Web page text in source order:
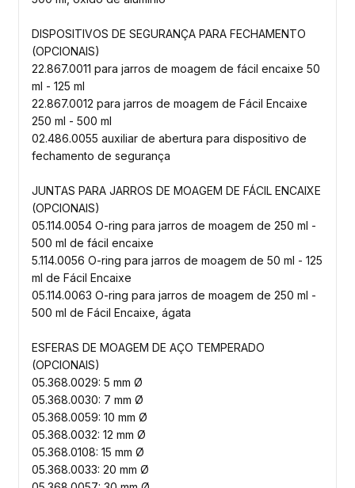
DISPOSITIVOS DE SEGURANÇA PARA FECHAMENTO
(OPCIONAIS)
22.867.0011 para jarros de moagem de fácil encaixe 50
ml - 125 ml
22.867.0012 para jarros de moagem de Fácil Encaixe
250 ml - 500 ml
02.486.0055 auxiliar de abertura para dispositivo de
fechamento de segurança
JUNTAS PARA JARROS DE MOAGEM DE FÁCIL ENCAIXE
(OPCIONAIS)
05.114.0054 O-ring para jarros de moagem de 250 ml -
500 ml de fácil encaixe
5.114.0056 O-ring para jarros de moagem de 50 ml - 125
ml de Fácil Encaixe
05.114.0063 O-ring para jarros de moagem de 250 ml -
500 ml de Fácil Encaixe, ágata
ESFERAS DE MOAGEM DE AÇO TEMPERADO
(OPCIONAIS)
05.368.0029: 5 mm Ø
05.368.0030: 7 mm Ø
05.368.0059: 10 mm Ø
05.368.0032: 12 mm Ø
05.368.0108: 15 mm Ø
05.368.0033: 20 mm Ø